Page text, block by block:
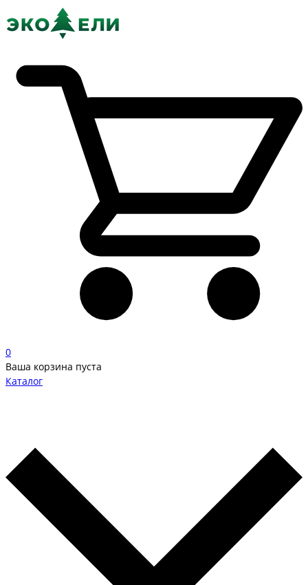
0
Ваша корзина пуста
Каталог